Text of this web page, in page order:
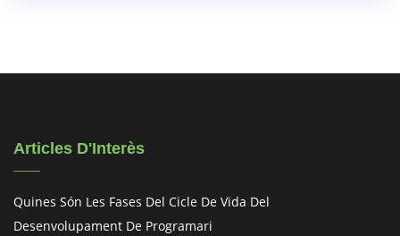
Articles D'Interès
Quines Són Les Fases Del Cicle De Vida Del
Desenvolupament De Programari